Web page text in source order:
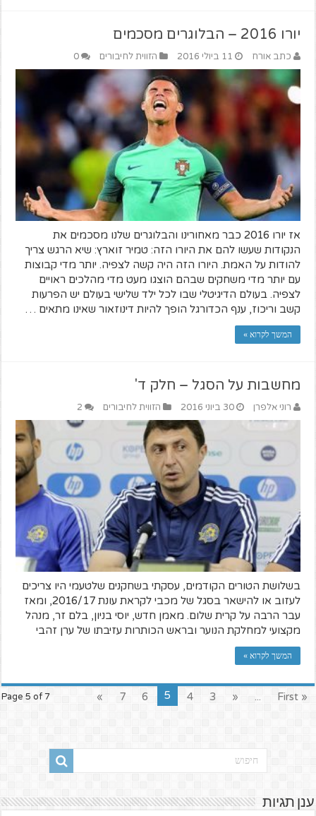
יורו 2016 – הבלוגרים מסכמים
כתב אורח 11 ביולי 2016 הזווית לחיבורים 0
אז יורו 2016 כבר מאחורינו והבלוגרים שלנו מסכמים את
הנקודות שעשו להם את היורו הזה: טמיר זוארץ: שיא הרגש צריך
להודות על האמת. היורו הזה היה קשה לצפיה. יותר מדי קבוצות
עם יותר מדי משחקים שבהם הוצגו מעט מדי מהלכים ראויים
לצפיה. בעולם הדיגיטלי שבו לכל ילד שלישי בעולם יש הפרעות
קשב וריכוז, ענף הכדורגל הופך להיות דינוזאור שאינו מתאים …
המשך לקרוא »
מחשבות על הסגל – חלק ד'
רוני אלפרן 30 ביוני 2016 הזווית לחיבורים 2
בשלושת הטורים הקודמים, עסקתי בשחקנים שלטעמי היו צריכים
לעזוב או להישאר בסגל של מכבי לקראת עונת 2016/17, ומאז
עבר הרבה על קרית שלום. מאמן חדש, יוסי בניון, בלם זר, מנהל
מקצועי למחלקת הנוער ובראש הכותרות עזיבתו של ערן זהבי
המשך לקרוא »
Page 5 of 7 « First
...
«
3
4
5
6
7
»
ענן תגיות